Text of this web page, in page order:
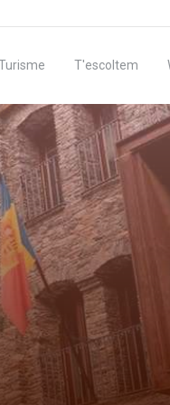
T'escoltem